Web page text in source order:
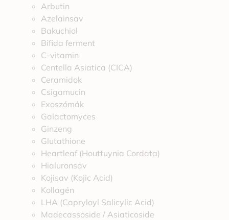
Arbutin
Azelainsav
Bakuchiol
Bifida ferment
C-vitamin
Centella Asiatica (CICA)
Ceramidok
Csigamucin
Exoszómák
Galactomyces
Ginzeng
Glutathione
Heartleaf (Houttuynia Cordata)
Hialuronsav
Kojisav (Kojic Acid)
Kollagén
LHA (Capryloyl Salicylic Acid)
Madecassoside / Asiaticoside